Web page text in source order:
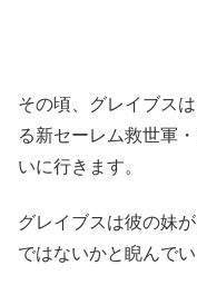
その頃、グレイブス
る新セーレム救世軍
いに行きます。
グレイブスは彼の妹
ではないかと睨んでい